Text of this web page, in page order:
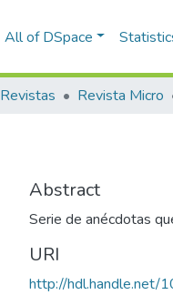
All of DSpace
Revistas Revista Micro
Abstract
Serie de anécdotas
URI
http://hdl.handle.net/